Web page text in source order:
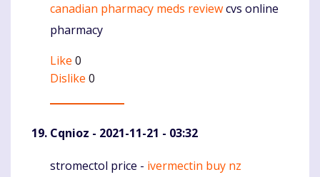
canadian pharmacy meds reviewcvs online
pharmacy
Like 0
Dislike 0
Cqnioz - 2021-11-21 - 03:32
Komentaras
stromectol price - ivermectin buy nz